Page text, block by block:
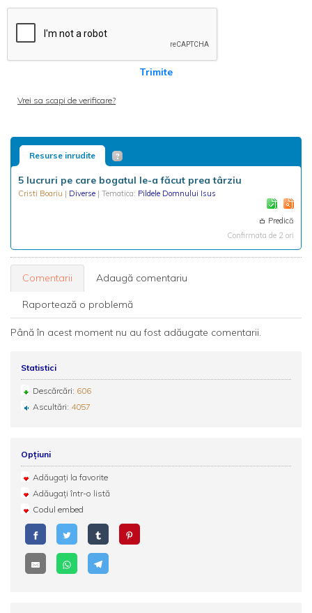
Trimite
Vrei sa scapi de verificare?
Resurse inrudite
5 lucruri pe care bogatul le-a făcut prea târziu
Cristi Boariu | Diverse | Tematica: Pildele Domnului Isus
Predică
Confirmata de 2 ori
Comentarii Adaugă comentariu
Raportează o problemă
Până în acest moment nu au fost adăugate comentarii.
Statistici
Descărcări: 606
Ascultări: 4057
Opțiuni
Adăugați la favorite
Adăugați într-o listă
Codul embed